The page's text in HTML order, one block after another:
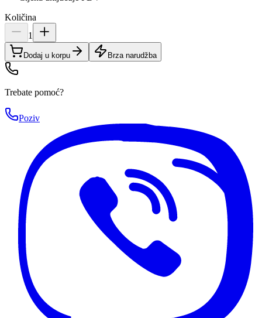
Količina
1
Dodaj u korpu Brza narudžba
Trebate pomoć?
Poziv